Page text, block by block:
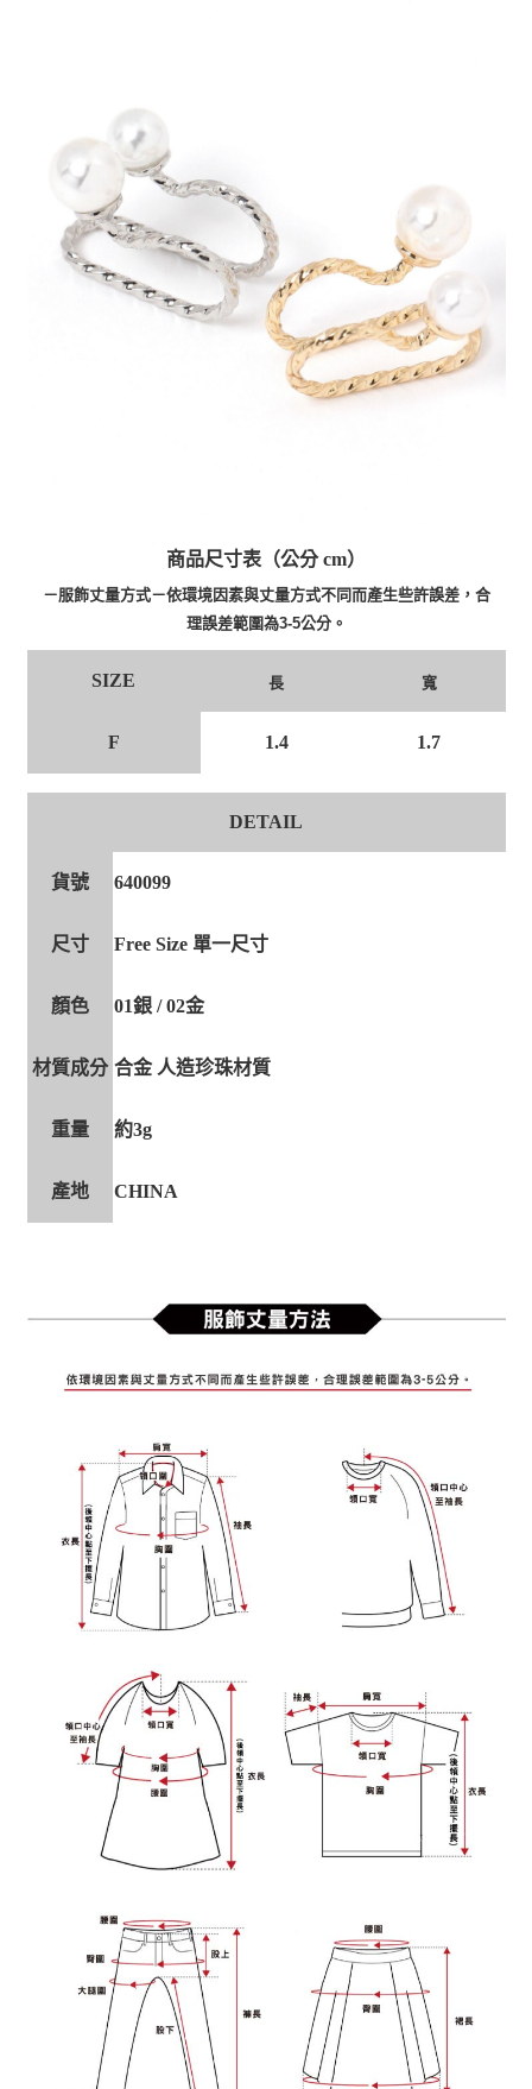
商品尺寸表（公分 cm）
－服飾丈量方式－依環境因素與丈量方式不同而產生些許誤差，合
理誤差範圍為3-5公分。
SIZE 長 寬
F 1.4 1.7
DETAIL
貨號 640099
尺寸 Free Size 單一尺寸
顏色 01銀 / 02金
材質成分 合金 人造珍珠材質
重量 約3g
產地 CHINA